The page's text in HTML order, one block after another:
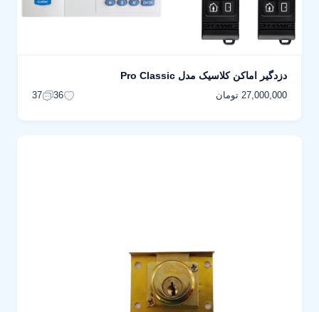
دزدگیر اماکن کلاسیک مدل Pro Classic
27,000,000 تومان 36
37